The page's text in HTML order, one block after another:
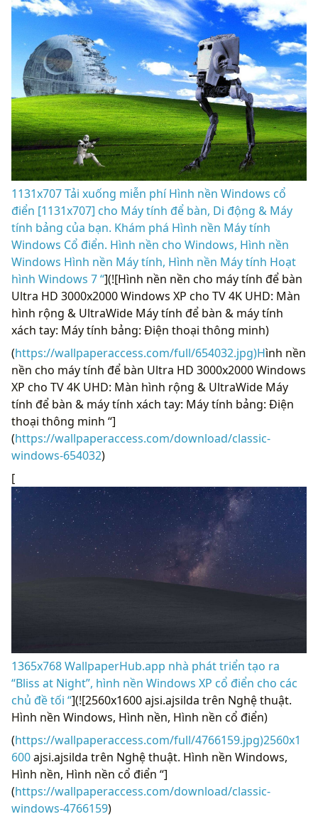
1131x707 Tải xuống miễn phí Hình nền Windows cổ
điển [1131x707] cho Máy tính để bàn, Di động & Máy
tính bảng của bạn. Khám phá Hình nền Máy tính
Windows Cổ điển. Hình nền cho Windows, Hình nền
Windows Hình nền Máy tính, Hình nền Máy tính Hoạt
hình Windows 7 “](![Hình nền nền cho máy tính để bàn
Ultra HD 3000x2000 Windows XP cho TV 4K UHD: Màn
hình rộng & UltraWide Máy tính để bàn & máy tính
xách tay: Máy tính bảng: Điện thoại thông minh)
(https://wallpaperaccess.com/full/654032.jpg)Hình nền
nền cho máy tính để bàn Ultra HD 3000x2000 Windows
XP cho TV 4K UHD: Màn hình rộng & UltraWide Máy
tính để bàn & máy tính xách tay: Máy tính bảng: Điện
thoại thông minh “]
(https://wallpaperaccess.com/download/classic-
windows-654032)
[
1365x768 WallpaperHub.app nhà phát triển tạo ra
“Bliss at Night”, hình nền Windows XP cổ điển cho các
chủ đề tối “](![2560x1600 ajsi.ajsilda trên Nghệ thuật.
Hình nền Windows, Hình nền, Hình nền cổ điển)
(https://wallpaperaccess.com/full/4766159.jpg)2560x1
600ajsi.ajsilda trên Nghệ thuật. Hình nền Windows,
Hình nền, Hình nền cổ điển “]
(https://wallpaperaccess.com/download/classic-
windows-4766159)